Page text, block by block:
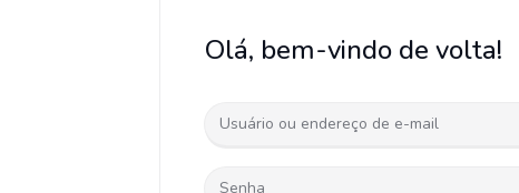
Olá, bem-vindo de volta!